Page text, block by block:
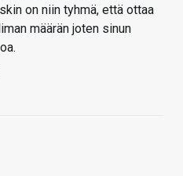
on niin tyhmä, että ottaa
määrän joten sinun